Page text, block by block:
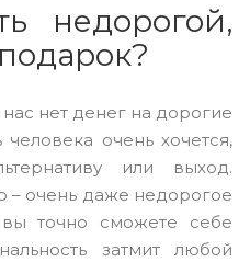
недорогой,
нас нет денег на дорогие
очень хочется,
или выход.
– очень даже недорогое
вы точно сможете себе
затмит любой